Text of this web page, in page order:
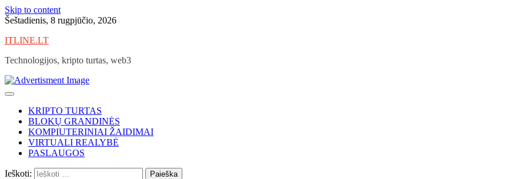
Skip to content
Šeštadienis, 8 rugpjūčio, 2026
ITLINE.LT
Technologijos, kripto turtas, web3
KRIPTO TURTAS
BLOKŲ GRANDINĖS
KOMPIUTERINIAI ŽAIDIMAI
VIRTUALI REALYBĖ
PASLAUGOS
Ieškoti: